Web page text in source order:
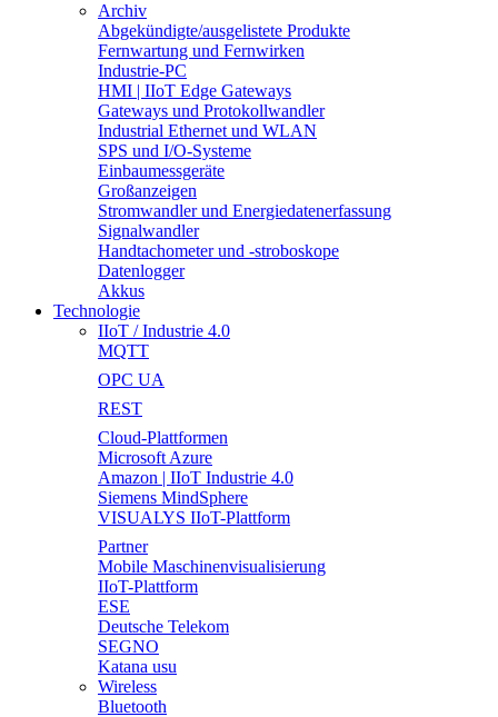
Archiv
Abgekündigte/ausgelistete Produkte
Fernwartung und Fernwirken
Industrie-PC
HMI | IIoT Edge Gateways
Gateways und Protokollwandler
Industrial Ethernet und WLAN
SPS und I/O-Systeme
Einbaumessgeräte
Großanzeigen
Stromwandler und Energiedatenerfassung
Signalwandler
Handtachometer und -stroboskope
Datenlogger
Akkus
Technologie
IIoT / Industrie 4.0
MQTT
OPC UA
REST
Cloud-Plattformen
Microsoft Azure
Amazon | IIoT Industrie 4.0
Siemens MindSphere
VISUALYS IIoT-Plattform
Partner
Mobile Maschinenvisualisierung
IIoT-Plattform
ESE
Deutsche Telekom
SEGNO
Katana usu
Wireless
Bluetooth